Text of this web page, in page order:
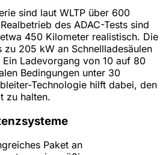
sind laut WLTP über 600
des ADAC-Tests sind
450 Kilometer realistisch. Die
zu 205 kW an Schnellladesäulen
Ladevorgang von 10 auf 80
Bedingungen unter 30
Technologie hilft dabei, den
zu halten.
Paket an